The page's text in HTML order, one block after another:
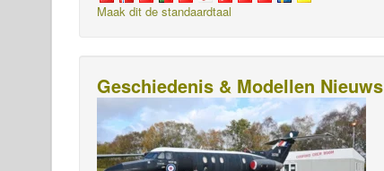
Maak dit de standaardtaal
Geschiedenis & Modellen Nieuws